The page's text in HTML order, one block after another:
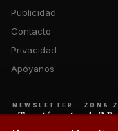
Publicidad
Contacto
Privacidad
Apóyanos
© 2026 Zona Zero
NEWSLETTER · ZONA
¿Te está gustando?
correo.